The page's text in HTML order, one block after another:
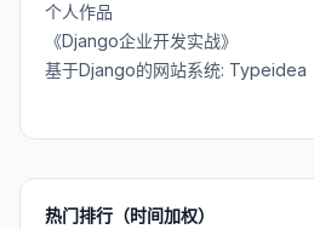
个人作品
《Django企业开发实战》
基于Django的网站系统: Typeidea
热门排行（时间加权）